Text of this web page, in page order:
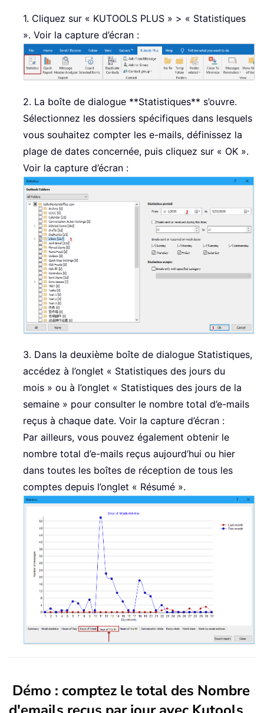
1. Cliquez sur « KUTOOLS PLUS » > « Statistiques
». Voir la capture d’écran :
2. La boîte de dialogue **Statistiques** s’ouvre.
Sélectionnez les dossiers spécifiques dans lesquels
vous souhaitez compter les e-mails, définissez la
plage de dates concernée, puis cliquez sur « OK ».
Voir la capture d’écran :
3. Dans la deuxième boîte de dialogue Statistiques,
accédez à l’onglet « Statistiques des jours du
mois » ou à l’onglet « Statistiques des jours de la
semaine » pour consulter le nombre total d’e-mails
reçus à chaque date. Voir la capture d’écran :
Par ailleurs, vous pouvez également obtenir le
nombre total d’e-mails reçus aujourd’hui ou hier
dans toutes les boîtes de réception de tous les
comptes depuis l’onglet « Résumé ».
Démo : comptez le total des Nombre